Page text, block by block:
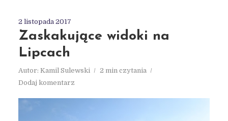
2 listopada 2017
Zaskakujące widoki na
Lipcach
Autor: Kamil Sulewski
2 min czytania
Dodaj komentarz